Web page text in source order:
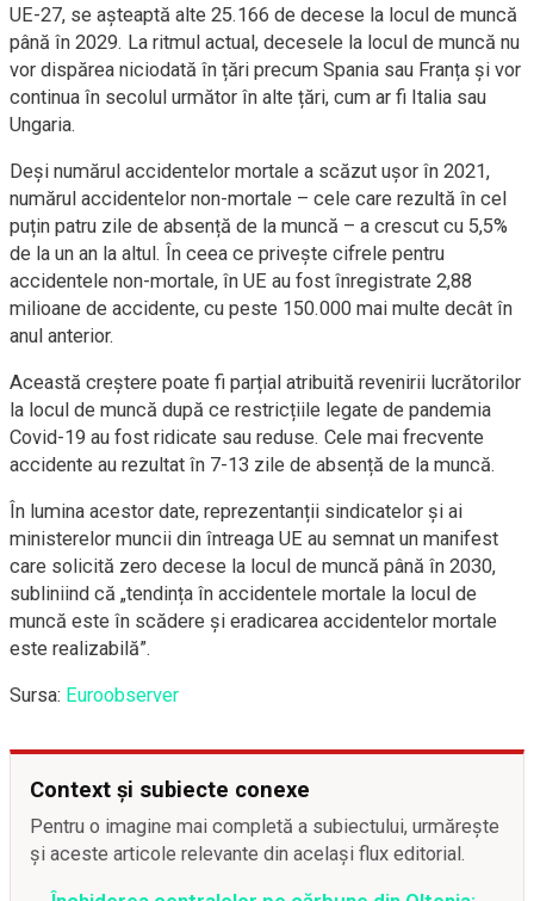
UE-27, se așteaptă alte 25.166 de decese la locul de muncă
până în 2029. La ritmul actual, decesele la locul de muncă nu
vor dispărea niciodată în țări precum Spania sau Franța și vor
continua în secolul următor în alte țări, cum ar fi Italia sau
Ungaria.
Deși numărul accidentelor mortale a scăzut ușor în 2021,
numărul accidentelor non-mortale – cele care rezultă în cel
puțin patru zile de absență de la muncă – a crescut cu 5,5%
de la un an la altul. În ceea ce privește cifrele pentru
accidentele non-mortale, în UE au fost înregistrate 2,88
milioane de accidente, cu peste 150.000 mai multe decât în
anul anterior.
Această creștere poate fi parțial atribuită revenirii lucrătorilor
la locul de muncă după ce restricțiile legate de pandemia
Covid-19 au fost ridicate sau reduse. Cele mai frecvente
accidente au rezultat în 7-13 zile de absență de la muncă.
În lumina acestor date, reprezentanții sindicatelor și ai
ministerelor muncii din întreaga UE au semnat un manifest
care solicită zero decese la locul de muncă până în 2030,
subliniind că „tendința în accidentele mortale la locul de
muncă este în scădere și eradicarea accidentelor mortale
este realizabilă”.
Sursa: Euroobserver
Context și subiecte conexe
Pentru o imagine mai completă a subiectului, urmărește
și aceste articole relevante din același flux editorial.